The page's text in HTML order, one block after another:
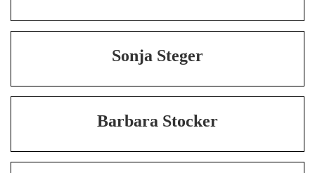
Sonja Steger
Barbara Stocker